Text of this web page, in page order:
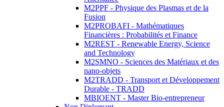
M2PPF - Physique des Plasmas et de la
Fusion
M2PROBAFI - Mathématiques
Financières : Probabilités et Finance
M2REST - Renewable Energy, Science
and Technology
M2SMNO - Sciences des Matériaux et des
nano-objets
M2TRADD - Transport et Développement
Durable - TRADD
MBIOENT - Master Bio-entrepreneur